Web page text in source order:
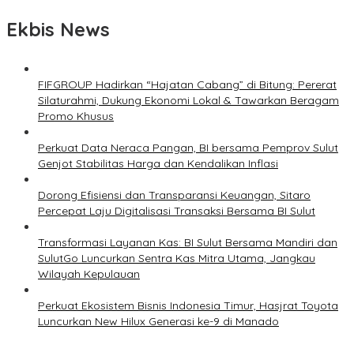
Ekbis News
FIFGROUP Hadirkan “Hajatan Cabang” di Bitung: Pererat
Silaturahmi, Dukung Ekonomi Lokal & Tawarkan Beragam
Promo Khusus
Perkuat Data Neraca Pangan, BI bersama Pemprov Sulut
Genjot Stabilitas Harga dan Kendalikan Inflasi
Dorong Efisiensi dan Transparansi Keuangan, Sitaro
Percepat Laju Digitalisasi Transaksi Bersama BI Sulut
Transformasi Layanan Kas: BI Sulut Bersama Mandiri dan
SulutGo Luncurkan Sentra Kas Mitra Utama, Jangkau
Wilayah Kepulauan
Perkuat Ekosistem Bisnis Indonesia Timur, Hasjrat Toyota
Luncurkan New Hilux Generasi ke-9 di Manado